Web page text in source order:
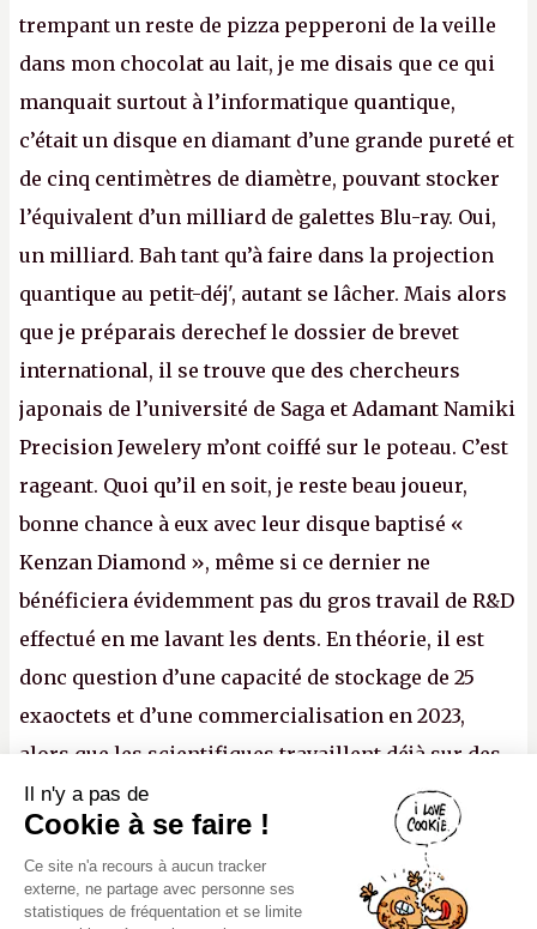
trempant un reste de pizza pepperoni de la veille
dans mon chocolat au lait, je me disais que ce qui
manquait surtout à l’informatique quantique,
c’était un disque en diamant d’une grande pureté et
de cinq centimètres de diamètre, pouvant stocker
l’équivalent d’un milliard de galettes Blu-ray. Oui,
un milliard. Bah tant qu’à faire dans la projection
quantique au petit-déj', autant se lâcher. Mais alors
que je préparais derechef le dossier de brevet
international, il se trouve que des chercheurs
japonais de l’université de Saga et Adamant Namiki
Precision Jewelery m’ont coiffé sur le poteau. C’est
rageant. Quoi qu’il en soit, je reste beau joueur,
bonne chance à eux avec leur disque baptisé «
Kenzan Diamond », même si ce dernier ne
bénéficiera évidemment pas du gros travail de R&D
effectué en me lavant les dents. En théorie, il est
donc question d’une capacité de stockage de 25
exaoctets et d’une commercialisation en 2023,
alors que les scientifiques travaillent déjà sur des
disques de dix centimètres de diamètre. Pour
autant, on ne va pas se mentir, la technologie ne
sera réellement mature qu’avec des disques de 19,5
cm. (http://cpc.cx/AH431N4/ Crédit photo :
Canard PC
Kiosque numérique
Boutique
Il n'y a pas de
Cookie à se faire !
Ce site n'a recours à aucun tracker
externe, ne partage avec personne ses
statistiques de fréquentation et se limite